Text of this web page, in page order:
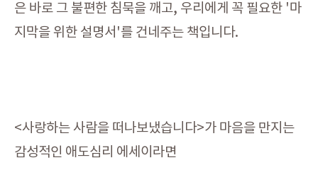
은 바로 그 불편한 침묵을 깨고, 우리에게 꼭 필요한 '마
지막을 위한 설명서'를 건네주는 책입니다.
<사랑하는 사람을 떠나보냈습니다>가 마음을 만지는
감성적인 애도심리 에세이라면